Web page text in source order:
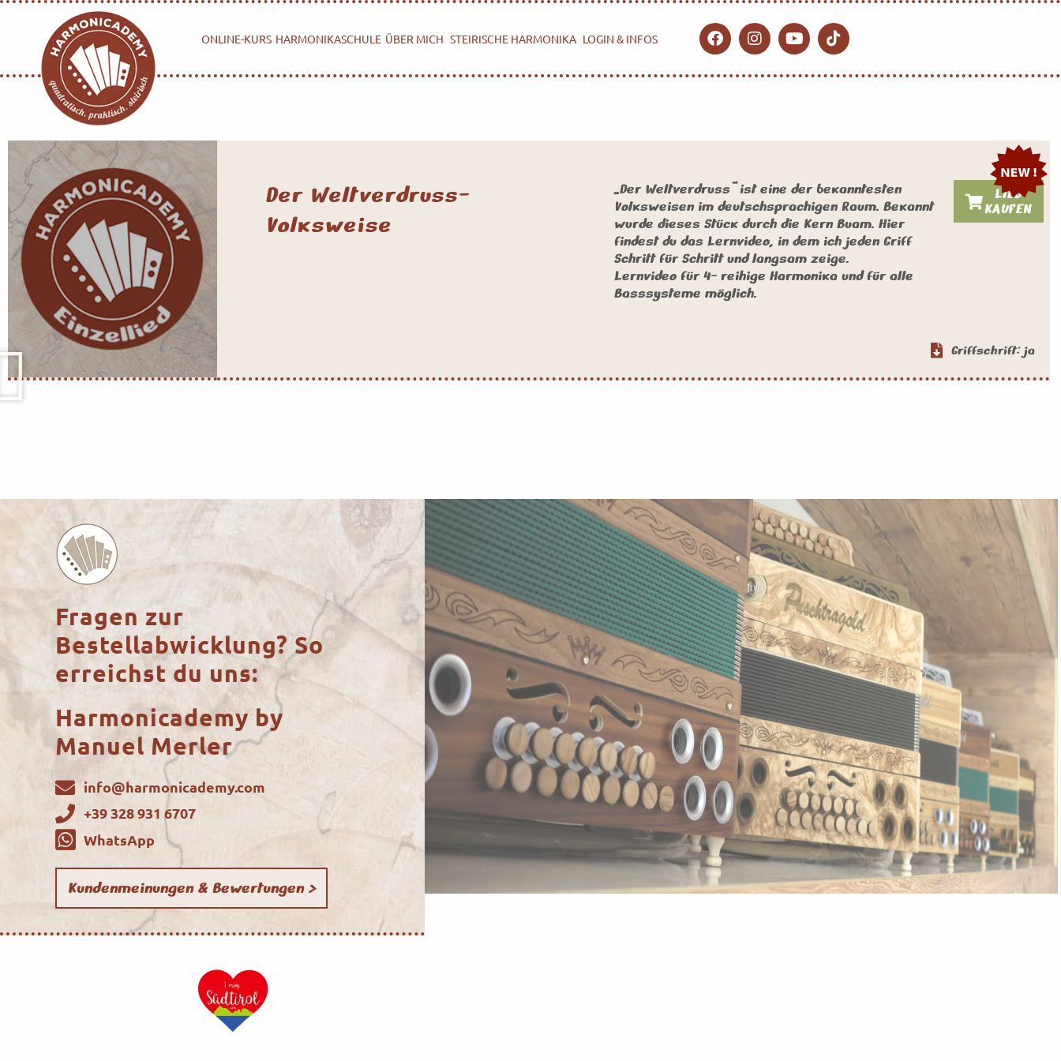
ONLINE-KURS HARMONIKASCHULE ÜBER MICH STEIRISCHE HARMONIKA LOGIN & INFOS
Der Weltverdruss-
Volksweise
„Der Weltverdruss“ ist eine der bekanntesten
Volksweisen im deutschsprachigen Raum. Bekannt
wurde dieses Stück durch die Kern Buam. Hier
findest du das Lernvideo, in dem ich jeden Griff
Schritt für Schritt und langsam zeige.
Lernvideo für 4- reihige Harmonika und für alle
Basssysteme möglich.
LIED
KAUFEN
Griffschrift: ja
Fragen zur
Bestellabwicklung? So
erreichst du uns:
Harmonicademy by
Manuel Merler
info@harmonicademy.com
+39 328 931 6707
WhatsApp
Kundenmeinungen & Bewertungen >